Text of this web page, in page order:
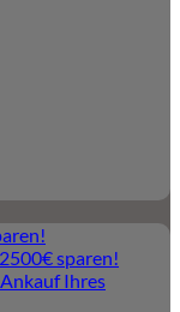
sparen!
Ihres